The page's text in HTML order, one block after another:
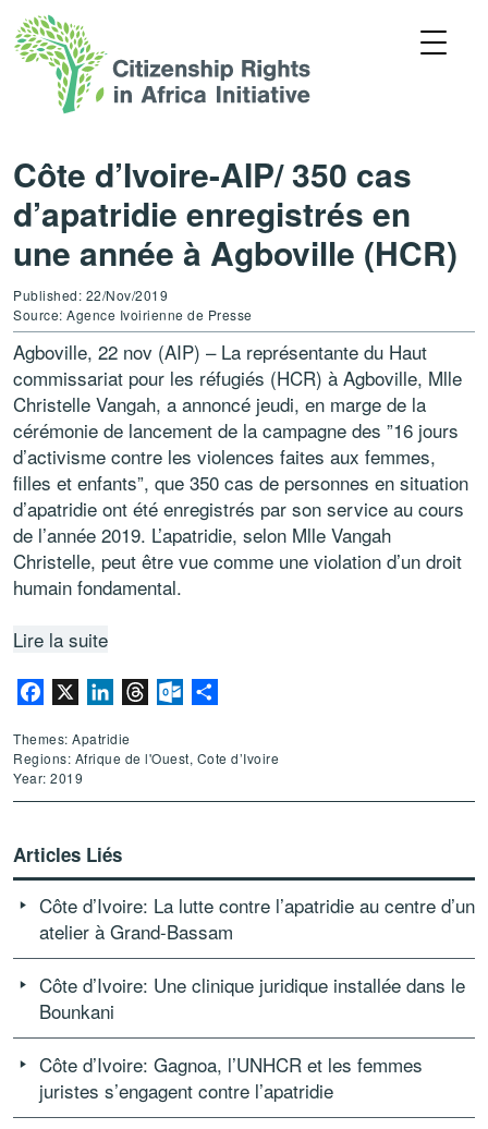
Côte d’Ivoire-AIP/ 350 cas
d’apatridie enregistrés en
une année à Agboville (HCR)
Published: 22/Nov/2019
Source: Agence Ivoirienne de Presse
Agboville, 22 nov (AIP) – La représentante du Haut
commissariat pour les réfugiés (HCR) à Agboville, Mlle
Christelle Vangah, a annoncé jeudi, en marge de la
cérémonie de lancement de la campagne des ”16 jours
d’activisme contre les violences faites aux femmes,
filles et enfants”, que 350 cas de personnes en situation
d’apatridie ont été enregistrés par son service au cours
de l’année 2019. L’apatridie, selon Mlle Vangah
Christelle, peut être vue comme une violation d’un droit
humain fondamental.
Lire la suite
Facebook LinkedInThreadsOutlook.com
Themes: Apatridie
Regions: Afrique de l'Ouest, Cote d’Ivoire
Year: 2019
Articles Liés
Côte d’Ivoire: La lutte contre l’apatridie au centre d’un
atelier à Grand-Bassam
Côte d’Ivoire: Une clinique juridique installée dans le
Bounkani
Côte d’Ivoire: Gagnoa, l’UNHCR et les femmes
juristes s’engagent contre l’apatridie